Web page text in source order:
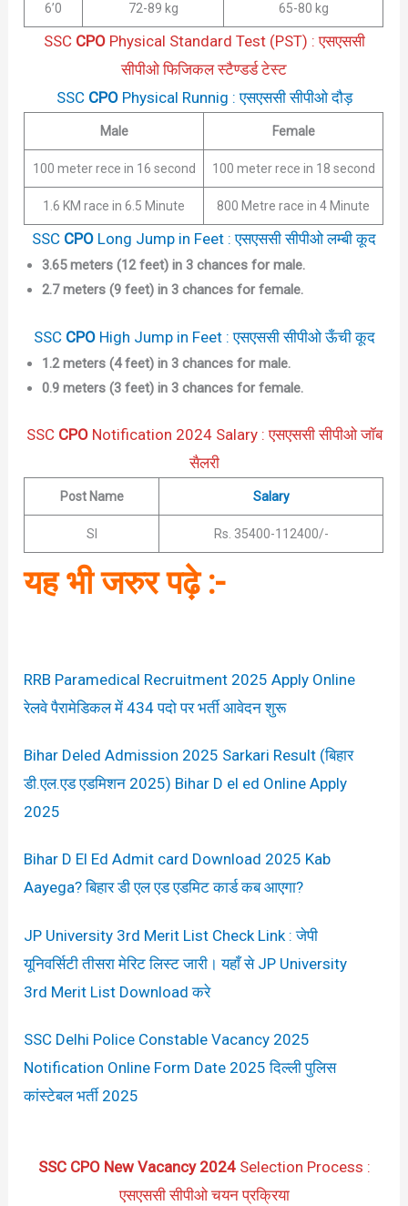
6’0 72-89 kg 65-80 kg
SSC CPO Physical Standard Test (PST) : एसएससी
सीपीओ फिजिकल स्टैण्डर्ड टेस्ट
SSC CPO Physical Runnig : एसएससी सीपीओ दौड़
Male Female
100 meter rece in 16 second 100 meter rece in 18 second
1.6 KM race in 6.5 Minute 800 Metre race in 4 Minute
SSC CPO Long Jump in Feet : एसएससी सीपीओ लम्बी कूद
3.65 meters (12 feet) in 3 chances for male.
2.7 meters (9 feet) in 3 chances for female.
SSC CPO High Jump in Feet : एसएससी सीपीओ ऊँची कूद
1.2 meters (4 feet) in 3 chances for male.
0.9 meters (3 feet) in 3 chances for female.
SSC CPONotification 2024 Salary : एसएससी सीपीओ जॉब
सैलरी
Post Name Salary
SI Rs. 35400-112400/-
यह भी जरुर पढ़े :-
RRB Paramedical Recruitment 2025 Apply Online
रेलवे पैरामेडिकल में 434 पदो पर भर्ती आवेदन शुरू
Bihar Deled Admission 2025 Sarkari Result (बिहार
डी.एल.एड एडमिशन 2025) Bihar D el ed Online Apply
2025
Bihar D El Ed Admit card Download 2025 Kab
Aayega? बिहार डी एल एड एडमिट कार्ड कब आएगा?
JP University 3rd Merit List Check Link : जेपी
यूनिवर्सिटी तीसरा मेरिट लिस्ट जारी। यहाँ से JP University
3rd Merit List Download करे
SSC Delhi Police Constable Vacancy 2025
Notification Online Form Date 2025 दिल्ली पुलिस
कांस्टेबल भर्ती 2025
SSC CPONew Vacancy 2024Selection Process :
एसएससी सीपीओ चयन प्रक्रिया